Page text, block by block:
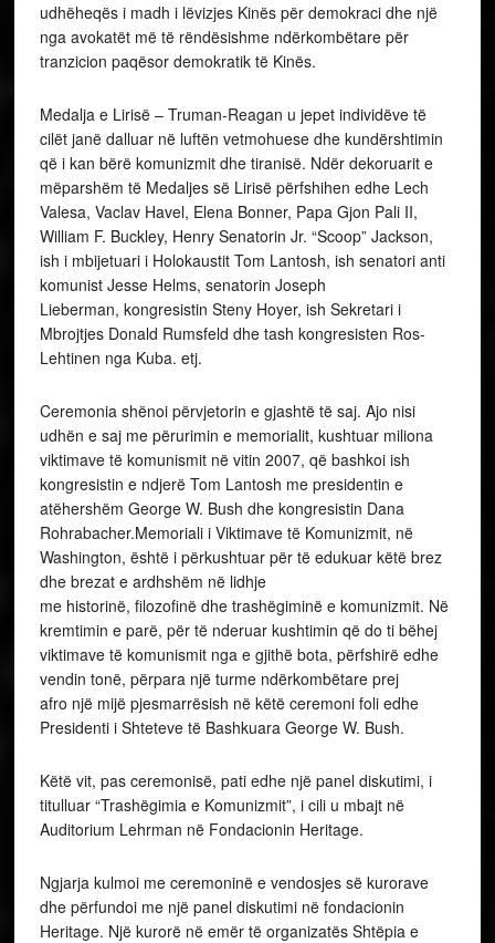
udhëheqës i madh i lëvizjes Kinës për demokraci dhe një
nga avokatët më të rëndësishme ndërkombëtare për
tranzicion paqësor demokratik të Kinës.
Medalja e Lirisë – Truman-Reagan u jepet individëve të
cilët janë dalluar në luftën vetmohuese dhe kundërshtimin
që i kan bërë komunizmit dhe tiranisë. Ndër dekoruarit e
mëparshëm të Medaljes së Lirisë përfshihen edhe Lech
Valesa, Vaclav Havel, Elena Bonner, Papa Gjon Pali II,
William F. Buckley, Henry Senatorin Jr. “Scoop” Jackson,
ish i mbijetuari i Holokaustit Tom Lantosh, ish senatori anti
komunist Jesse Helms, senatorin Joseph
Lieberman, kongresistin Steny Hoyer, ish Sekretari i
Mbrojtjes Donald Rumsfeld dhe tash kongresisten Ros-
Lehtinen nga Kuba. etj.
Ceremonia shënoi përvjetorin e gjashtë të saj. Ajo nisi
udhën e saj me përurimin e memorialit, kushtuar miliona
viktimave të komunismit në vitin 2007, që bashkoi ish
kongresistin e ndjerë Tom Lantosh me presidentin e
atëhershëm George W. Bush dhe kongresistin Dana
Rohrabacher.Memoriali i Viktimave të Komunizmit, në
Washington, është i përkushtuar për të edukuar këtë brez
dhe brezat e ardhshëm në lidhje
me historinë, filozofinë dhe trashëgiminë e komunizmit. Në
kremtimin e parë, për të nderuar kushtimin që do ti bëhej
viktimave të komunismit nga e gjithë bota, përfshirë edhe
vendin tonë, përpara një turme ndërkombëtare prej
afro një mijë pjesmarrësish në këtë ceremoni foli edhe
Presidenti i Shteteve të Bashkuara George W. Bush.
Këtë vit, pas ceremonisë, pati edhe një panel diskutimi, i
titulluar “Trashëgimia e Komunizmit”, i cili u mbajt në
Auditorium Lehrman në Fondacionin Heritage.
Ngjarja kulmoi me ceremoninë e vendosjes së kurorave
dhe përfundoi me një panel diskutimi në fondacionin
Heritage. Një kurorë në emër të organizatës Shtëpia e